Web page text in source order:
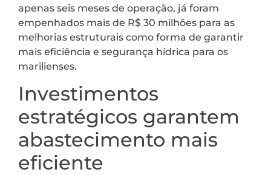
apenas seis meses de operação, já foram
empenhados mais de R$ 30 milhões para as
melhorias estruturais como forma de garantir
mais eficiência e segurança hídrica para os
marilienses.
Investimentos
estratégicos garantem
abastecimento mais
eficiente